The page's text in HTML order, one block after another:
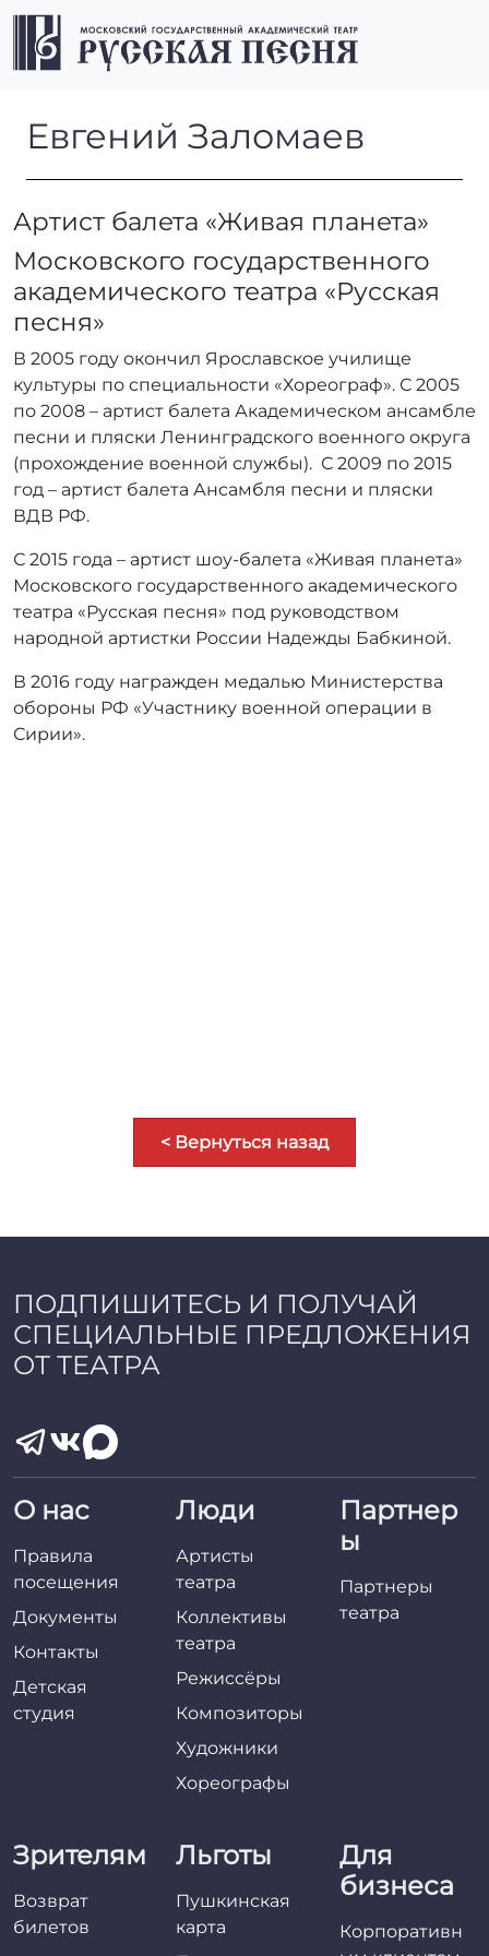
Перейти к содержимому
Перейти к футеру
Евгений Заломаев
Евгений Заломаев
Артист балета «Живая планета»
Московского государственного
академического театра «Русская
песня»
В 2005 году окончил Ярославское училище
культуры по специальности «Хореограф». С 2005
по 2008 – артист балета Академическом ансамбле
песни и пляски Ленинградского военного округа
(прохождение военной службы). С 2009 по 2015
год – артист балета Ансамбля песни и пляски
ВДВ РФ.
С 2015 года – артист шоу-балета «Живая планета»
Московского государственного академического
театра «Русская песня» под руководством
народной артистки России Надежды Бабкиной.
В 2016 году награжден медалью Министерства
обороны РФ «Участнику военной операции в
Сирии».
< Вернуться назад
ПОДПИШИТЕСЬ И ПОЛУЧАЙ
СПЕЦИАЛЬНЫЕ ПРЕДЛОЖЕНИЯ
ОТ ТЕАТРА
О нас
Правила
посещения
Документы
Контакты
Детская
студия
Люди
Артисты
театра
Коллективы
театра
Режиссёры
Композиторы
Художники
Хореографы
Партнер
ы
Партнеры
театра
Зрителям
Возврат
билетов
Льготы
Пушкинская
карта
Для
бизнеса
Корпоративн